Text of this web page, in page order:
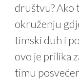
društvu? Ako
okruženju
timski duh i
ovo je prilika
timu